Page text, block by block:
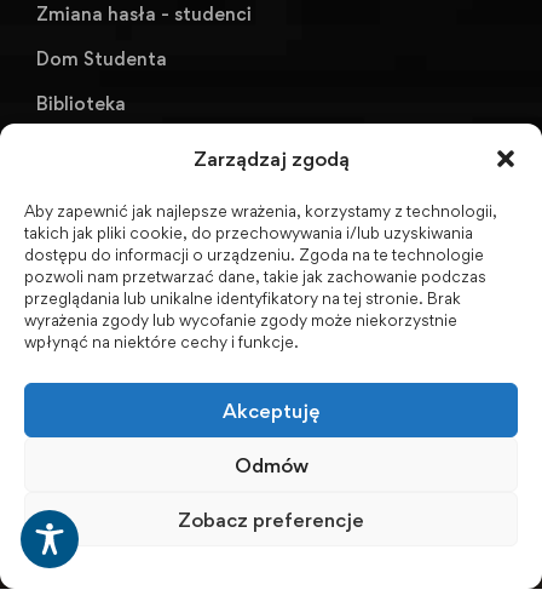
Zarządzaj zgodą
Aby zapewnić jak najlepsze wrażenia, korzystamy z technologii,
takich jak pliki cookie, do przechowywania i/lub uzyskiwania
dostępu do informacji o urządzeniu. Zgoda na te technologie
pozwoli nam przetwarzać dane, takie jak zachowanie podczas
przeglądania lub unikalne identyfikatory na tej stronie. Brak
wyrażenia zgody lub wycofanie zgody może niekorzystnie
wpłynąć na niektóre cechy i funkcje.
Akceptuję
Odmów
Zobacz preferencje
Zmiana hasła - studenci
Dom Studenta
Biblioteka
KU AZS ANS w Raciborzu
Biuletyn Informacji Publicznej
BIP - Biuletyn Informacji Publicznej PWSZ -